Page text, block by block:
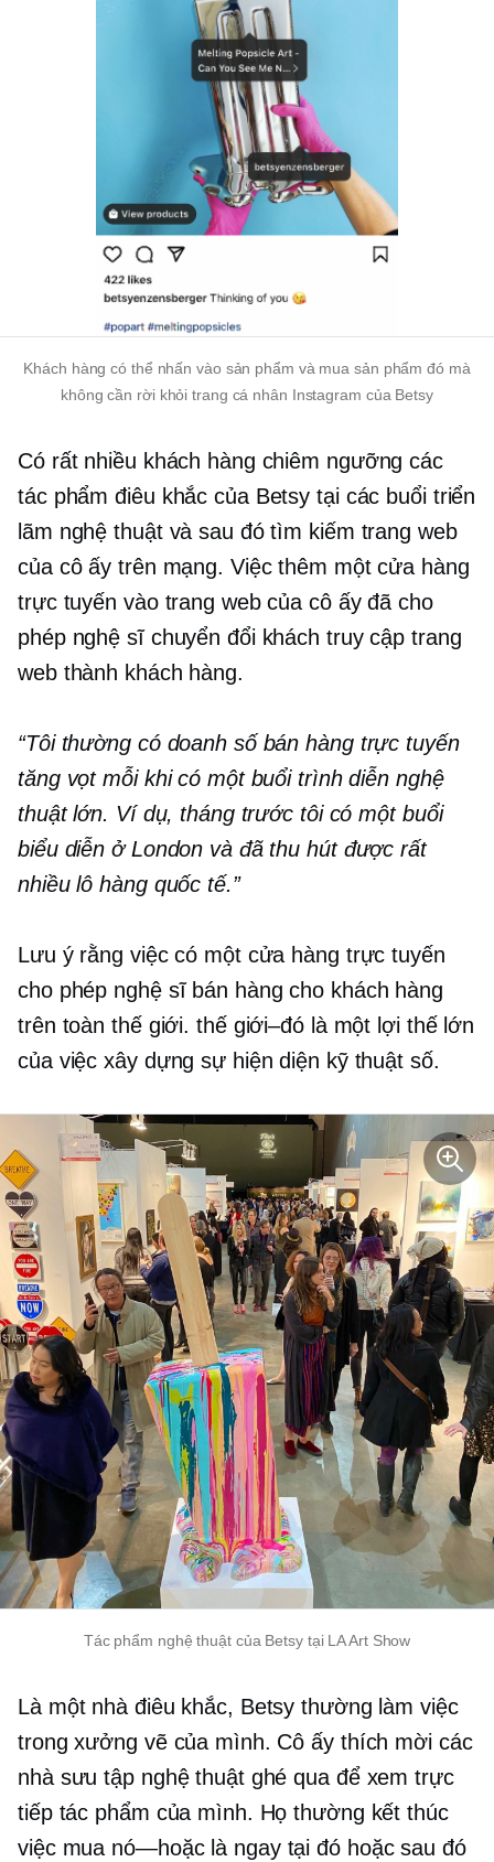
Khách hàng có thể nhấn vào sản phẩm và mua sản phẩm đó mà
không cần rời khỏi trang cá nhân Instagram của Betsy
Có rất nhiều khách hàng chiêm ngưỡng các
tác phẩm điêu khắc của Betsy tại các buổi triển
lãm nghệ thuật và sau đó tìm kiếm trang web
của cô ấy trên mạng. Việc thêm một cửa hàng
trực tuyến vào trang web của cô ấy đã cho
phép nghệ sĩ chuyển đổi khách truy cập trang
web thành khách hàng.
“Tôi thường có doanh số bán hàng trực tuyến
tăng vọt mỗi khi có một buổi trình diễn nghệ
thuật lớn. Ví dụ, tháng trước tôi có một buổi
biểu diễn ở London và đã thu hút được rất
nhiều lô hàng quốc tế.”
Lưu ý rằng việc có một cửa hàng trực tuyến
cho phép nghệ sĩ bán hàng cho khách hàng
trên toàn thế giới. thế giới–đó làmột lợi thế lớn
của việc xây dựng sự hiện diện kỹ thuật số.
Tác phẩm nghệ thuật của Betsy tại LA Art Show
Là một nhà điêu khắc, Betsy thường làm việc
trong xưởng vẽ của mình. Cô ấy thích mời các
nhà sưu tập nghệ thuật ghé qua để xem trực
tiếp tác phẩm của mình. Họ thường kết thúc
việc mua nó—hoặc là ngay tại đó hoặc sau đó